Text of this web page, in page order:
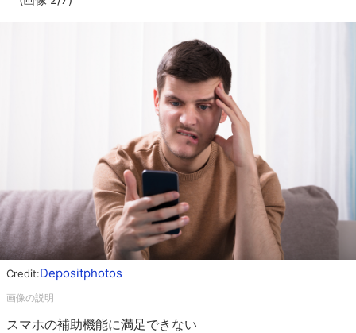
Credit:Depositphotos
スマホの補助機能に満足できない